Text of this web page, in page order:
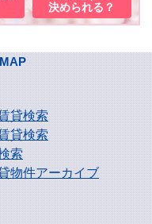
決められる？
貸検索
貸検索
索
物件アーカイブ